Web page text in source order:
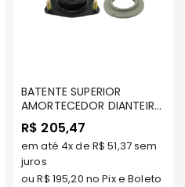
BATENTE SUPERIOR
AMORTECEDOR DIANTEIRO
C/ ROLAMENTO - ASX 2011
A 2023 TDS/ LANCER 2.0
GASOLINA 2011/../ /
OUTLANDER 2007 A 2012
TDS - TENACITY -
R$ 205,47
em até 4xde R$ 51,37sem
juros
ouR$ 195,20 no Pix e Boleto